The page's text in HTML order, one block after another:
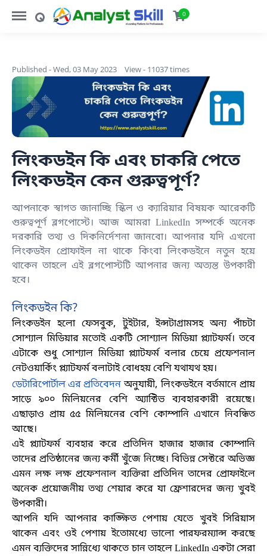
https://www.analystskill.com/menu
https://www.analystskill.com/search
0
Published - Wed, 03 May 2023 View - 11037 times
লিংকডইন কি এবং চাকরি পেতে
লিংকডইন কেন গুরুত্বপূর্ণ?
আপনাকে স্বাগত জানাচ্ছি স্কিল ও ক্যারিয়ার বিষয়ক আরেকটি
গুরুত্বপূর্ণ ব্লগপোস্টে। আজ আমরা LinkedInসম্পর্কে অনেক
দরকারি তথ্য ও দিকনির্দেশনা জানবো। আপনার যদি এখনো
লিংকডইন প্রোফাইল না থাকে কিংবা লিংকডইনে নতুন হয়ে
থাকেন তাহলে এই ব্লগপোস্টটি আপনার জন্য অত্যন্ত উপকারী
হবে।
লিংকডইন কি?
লিংকডইন হলো ফেসবুক, টুইটার, ইন্সটাগ্রামসহ অন্য পাঁচটা
সোশ্যাল মিডিয়ার মতোই একটি সোশ্যাল মিডিয়া প্ল্যাটফর্ম। তবে
এটাকে শুধু সোশ্যাল মিডিয়া প্ল্যাটফর্ম বলার চেয়ে প্রফেশনাল
নেটওয়ার্কিং প্ল্যাটফর্ম বলাটাই বোধহয় বেশি যথাযথ হয়।
ডেটারিপোর্টাল এর প্রতিবেদনঅনুযায়ী, লিংকডইনে বর্তমানে প্রায়
সাড়ে ৯০০ মিলিয়নের বেশি অ্যাক্টিভ ব্যবহারকারী রয়েছে।
এছাড়াও প্রায় ৫৫ মিলিয়নের বেশি কোম্পানি এখানে নিবন্ধিত
আছে।
এই প্ল্যাটফর্ম ব্যবহার করে প্রতিদিন হাজার হাজার কোম্পানি
তাদের প্রতিষ্ঠানের জন্য কর্মী খুঁজে নিচ্ছে। বিভিন্ন সেক্টরে অভিজ্ঞ
এমন লক্ষ লক্ষ প্রফেশনাল ব্যক্তিরা প্রতিদিন তাদের প্রোফাইলে
অনেক প্রয়োজনীয় তথ্য শেয়ার করে যা ফ্রেশারদের জন্য খুবই
উপকারী।
আপনি যদি আপনার কাঙ্ক্ষিত পেশায় যেতে খুবই সিরিয়াস
থাকেন এবং ওই পেশায় ইতোমধ্যে ভালো পারফরম্যান্স করছে
এমন ব্যক্তিদের সান্নিধ্যে থাকতে চান তাহলেLinkedIn একটা সেরা